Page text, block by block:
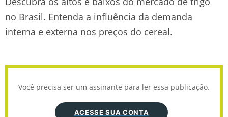
no Brasil. Entenda a influência da demanda
interna e externa nos preços do cereal.
Você precisa ser um assinante para ler essa publicação.
ACESSE SUA CONTA